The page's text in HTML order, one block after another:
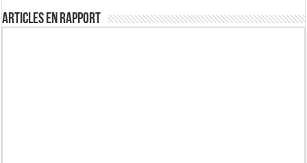
Articles en rapport